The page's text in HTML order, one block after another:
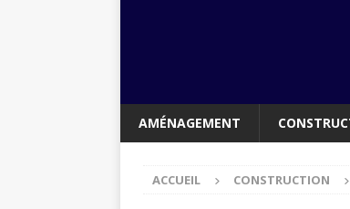
AMÉNAGEMENT
ACCUEIL CONSTRUCTION